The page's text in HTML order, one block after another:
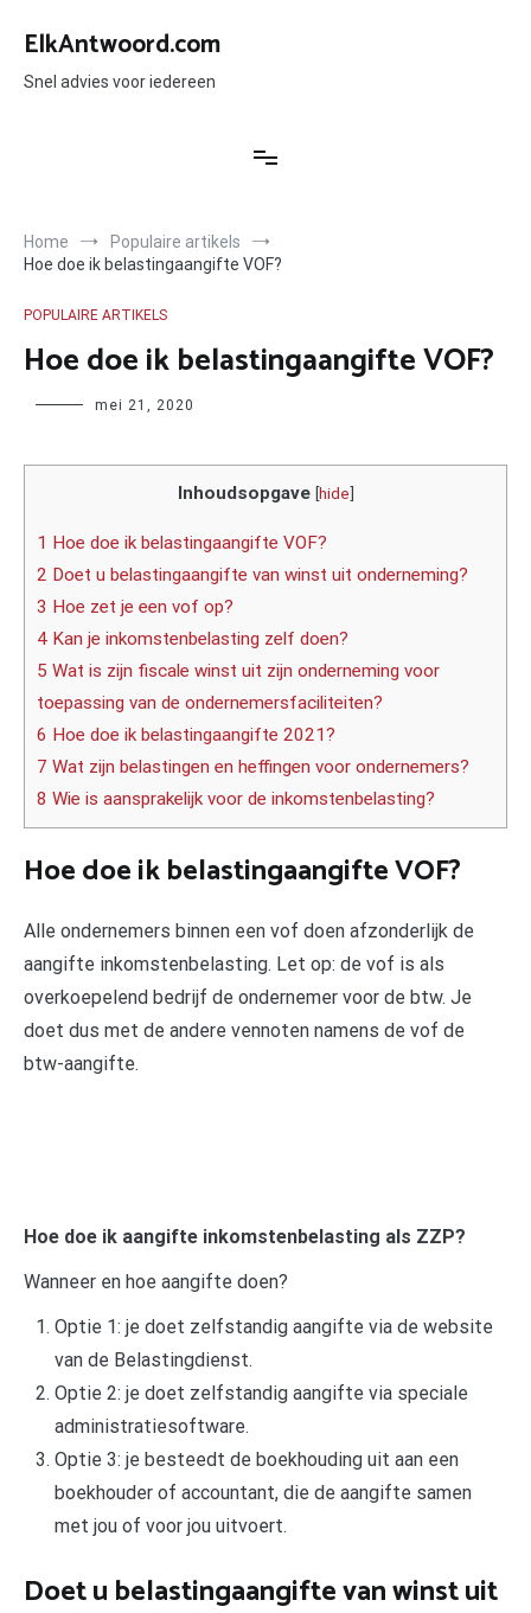
naar
inhoud
ElkAntwoord.com
Snel advies voor iedereen
Home
Populaire artikels
Hoe doe ik belastingaangifte VOF?
POPULAIRE ARTIKELS
Hoe doe ik belastingaangifte VOF?
Author mei 21, 2020
Inhoudsopgave [hide]
1 Hoe doe ik belastingaangifte VOF?
2 Doet u belastingaangifte van winst uit onderneming?
3 Hoe zet je een vof op?
4 Kan je inkomstenbelasting zelf doen?
5 Wat is zijn fiscale winst uit zijn onderneming voor
toepassing van de ondernemersfaciliteiten?
6 Hoe doe ik belastingaangifte 2021?
7 Wat zijn belastingen en heffingen voor ondernemers?
8 Wie is aansprakelijk voor de inkomstenbelasting?
Hoe doe ik belastingaangifte VOF?
Alle ondernemers binnen een vof doen afzonderlijk de
aangifte inkomstenbelasting. Let op: de vof is als
overkoepelend bedrijf de ondernemer voor de btw. Je
doet dus met de andere vennoten namens de vof de
btw-aangifte.
Hoe doe ik aangifte inkomstenbelasting als ZZP?
Wanneer en hoe aangifte doen?
Optie 1: je doet zelfstandig aangifte via de website
van de Belastingdienst.
Optie 2: je doet zelfstandig aangifte via speciale
administratiesoftware.
Optie 3: je besteedt de boekhouding uit aan een
boekhouder of accountant, die de aangifte samen
met jou of voor jou uitvoert.
Doet u belastingaangifte van winst uit